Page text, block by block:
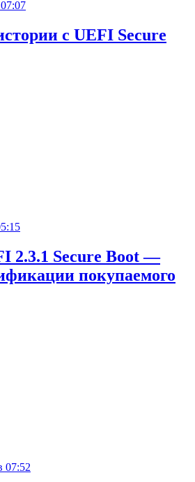
с UEFI Secure
2.3.1 Secure Boot —
покупаемого
07:52